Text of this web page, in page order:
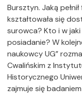
Bursztyn. Jaką
kształtowała się
surowca? Kto i w
posiadanie? W
naukowcy UG”
Cwalińskim z
Historycznego
zajmuje się